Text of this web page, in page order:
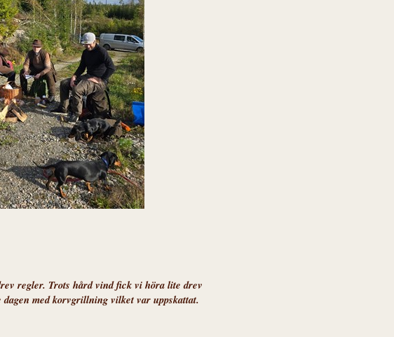
regler. Trots hård vind fick vi höra lite drev
med korvgrillning vilket var uppskattat.